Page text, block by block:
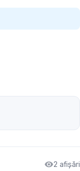
2 afișări